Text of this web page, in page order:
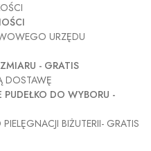
URZĘDU
- GRATIS
DOSTAWĘ
DO WYBORU -
BIŻUTERII- GRATIS